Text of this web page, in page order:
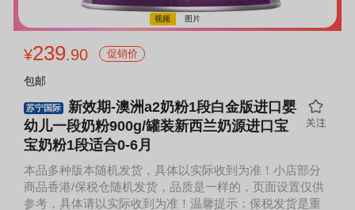
00:00:00 / 00:00:00
视频 图片
¥239.90 促销价
包邮
苏宁国际
新效期-澳洲a2奶粉1段白金版进口婴
幼儿一段奶粉900g/罐装新西兰奶源进口宝
宝奶粉1段适合0-6月
本品多种版本随机发货，具体以实际收到为准！小店部分
商品香港/保税仓随机发货，品质是一样的，页面设置仅供
参考，具体请以实际收到为准！温馨提示：保税发货是重